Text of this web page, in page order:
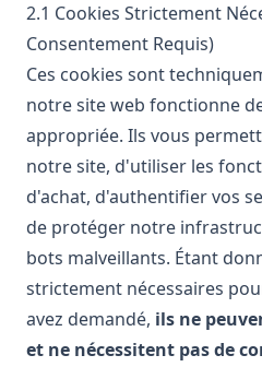
2.1 Cookies Strictement
Consentement Requis)
Ces cookies sont
notre site web fonctionne
appropriée. Ils vous
notre site, d'utiliser les
d'achat, d'authentifier vos
de protéger notre
bots malveillants. Étant
strictement nécessaires
avez demandé, ils ne
et ne nécessitent pas de